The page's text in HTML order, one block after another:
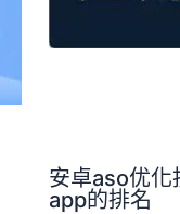
安卓aso优化
app的排名